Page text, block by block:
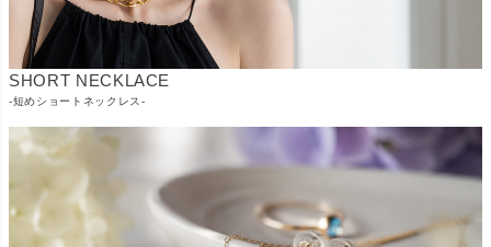
SHORT NECKLACE
-短めショートネックレス-